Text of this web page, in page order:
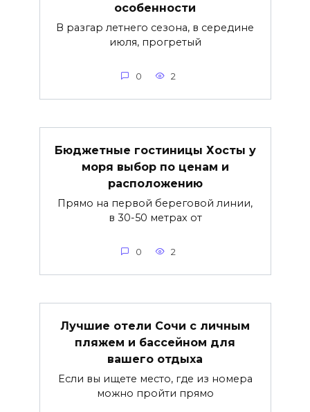
особенности
В разгар летнего сезона, в середине
июля, прогретый
0 2
Бюджетные гостиницы Хосты у
моря выбор по ценам и
расположению
Прямо на первой береговой линии,
в 30-50 метрах от
0 2
Лучшие отели Сочи с личным
пляжем и бассейном для
вашего отдыха
Если вы ищете место, где из номера
можно пройти прямо